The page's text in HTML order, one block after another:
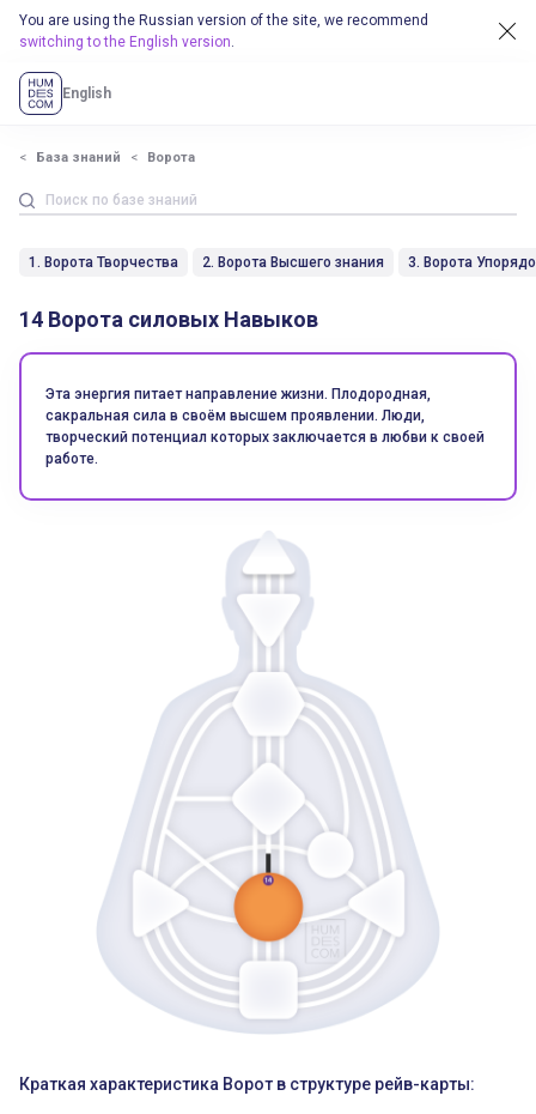
You are using the Russian version of the site, we recommend
switching to the English version.
English
База знаний Ворота
1. Ворота Творчества 2. Ворота Высшего знания 3. Ворота
14 Ворота силовых Навыков
Эта энергия питает направление жизни. Плодородная,
сакральная сила в своём высшем проявлении. Люди,
творческий потенциал которых заключается в любви к своей
работе.
Краткая характеристика Ворот в структуре рейв-карты: